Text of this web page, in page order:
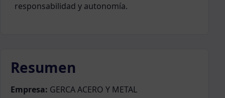
responsabilidad y autonomía.
Resumen
Empresa: GERCA ACERO Y METAL